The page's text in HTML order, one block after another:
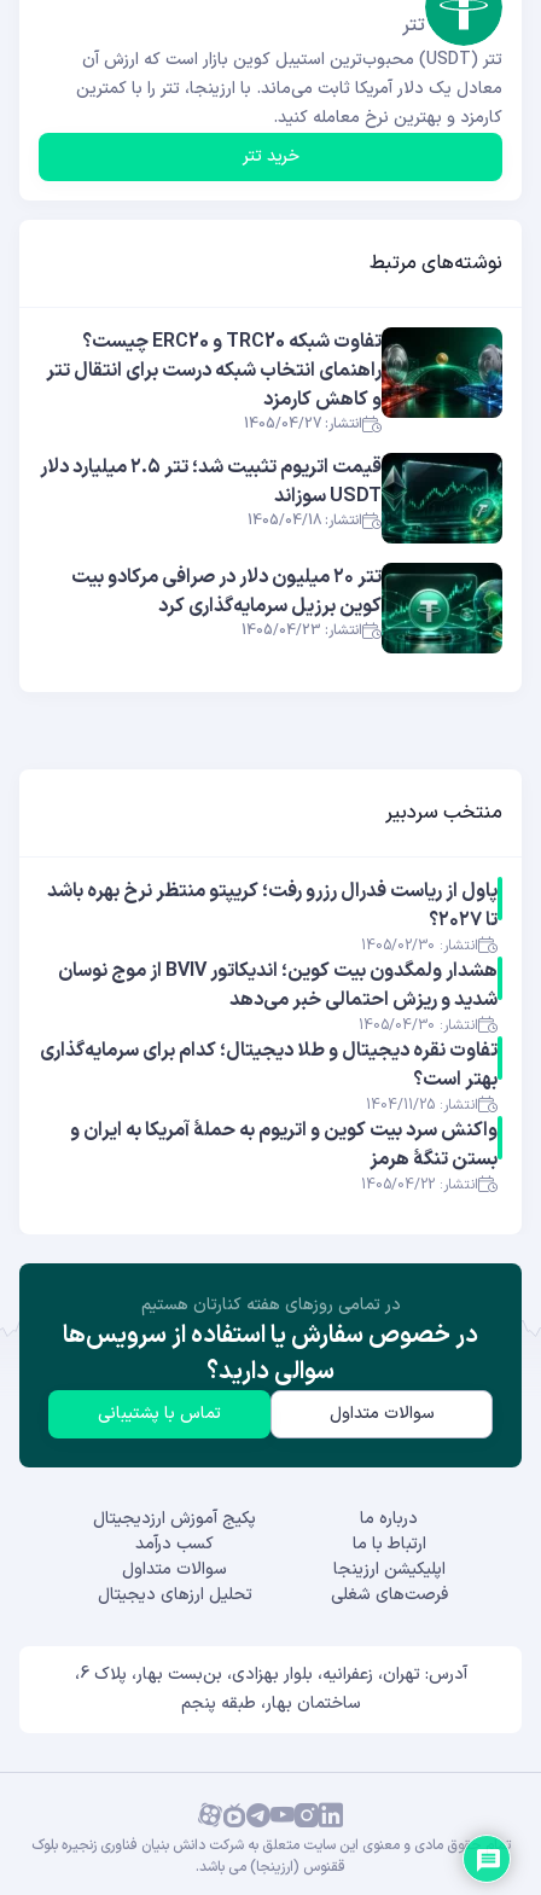
تتر
تتر (USDT) محبوب‌ترین استیبل کوین بازار است که ارزش آن
معادل یک دلار آمریکا ثابت می‌ماند. با ارزینجا، تتر را با کمترین
کارمزد و بهترین نرخ معامله کنید.
خرید تتر
نوشته‌های مرتبط
تفاوت شبکه TRC20 و ERC20 چیست؟
راهنمای انتخاب شبکه درست برای انتقال تتر
و کاهش کارمزد
انتشار: 1405/04/27
قیمت اتریوم تثبیت شد؛ تتر ۲.۵ میلیارد دلار
USDT سوزاند
انتشار: 1405/04/18
تتر ۲۰ میلیون دلار در صرافی مرکادو بیت
کوین برزیل سرمایه‌گذاری کرد
انتشار: 1405/04/23
منتخب سردبیر
پاول از ریاست فدرال رزرو رفت؛ کریپتو منتظر نرخ بهره باشد
تا ۲۰۲۷؟
انتشار: 1405/02/30
هشدار ولمگدون بیت کوین؛ اندیکاتور BVIV از موج نوسان
شدید و ریزش احتمالی خبر می‌دهد
انتشار: 1405/04/30
تفاوت نقره دیجیتال و طلا دیجیتال؛ کدام برای سرمایه‌گذاری
بهتر است؟
انتشار: 1404/11/25
واکنش سرد بیت کوین و اتریوم به حملهٔ آمریکا به ایران و
بستن تنگهٔ هرمز
انتشار: 1405/04/22
در تمامی روز‌های هفته کنارتان هستیم
در خصوص سفارش یا استفاده از سرویس‌ها
سوالی دارید؟
سوالات متداول تماس با پشتیبانی
درباره ما
ارتباط با ما
اپلیکیشن ارزینجا
فرصت‌های شغلی
پکیج آموزش ارزدیجیتال
کسب درآمد
سوالات متداول
تحلیل ارزهای دیجیتال
آدرس: تهران، زعفرانیه، بلوار بهزادی، بن‌بست بهار، پلاک 6،
ساختمان بهار، طبقه پنجم
تمام حقوق مادی و معنوی این سایت متعلق به شرکت دانش بنیان فناوری زنجیره بلوک
ققنوس (ارزینجا) می باشد.